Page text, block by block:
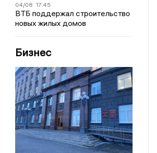
04/08 17:45
ВТБ поддержал строительство
новых жилых домов
Бизнес